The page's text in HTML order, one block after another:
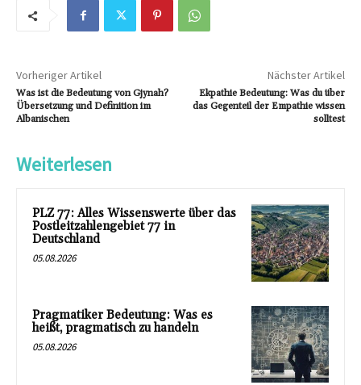
Vorheriger Artikel
Was ist die Bedeutung von Gjynah?
Übersetzung und Definition im
Albanischen
Nächster Artikel
Ekpathie Bedeutung: Was du über
das Gegenteil der Empathie wissen
solltest
Weiterlesen
PLZ 77: Alles Wissenswerte über das
Postleitzahlengebiet 77 in
Deutschland
05.08.2026
Pragmatiker Bedeutung: Was es
heißt, pragmatisch zu handeln
05.08.2026